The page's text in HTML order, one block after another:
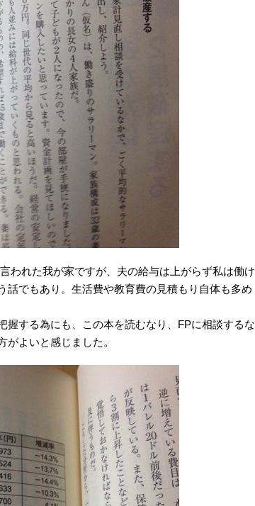
われた我が家ですが、夫の給与は上がらず私は働け
でもあり。生活費や教育費の見積もり自体も多め
握する為にも、この本を読むなり、FPに相談するな
よいと感じました。